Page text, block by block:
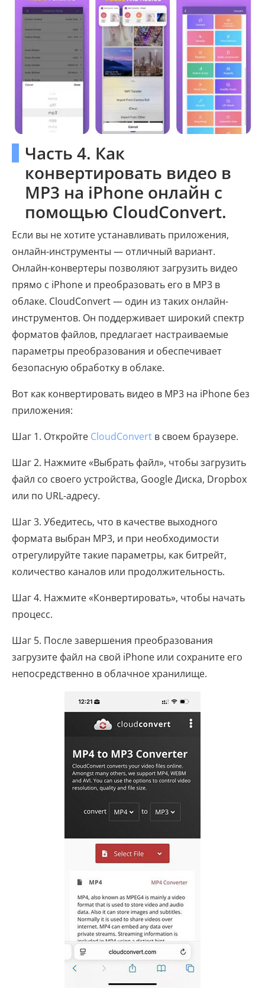
Часть 4. Как
конвертировать видео в
MP3 на iPhone онлайн с
помощью CloudConvert.
Если вы не хотите устанавливать приложения,
онлайн-инструменты — отличный вариант.
Онлайн-конвертеры позволяют загрузить видео
прямо с iPhone и преобразовать его в MP3 в
облаке. CloudConvert — один из таких онлайн-
инструментов. Он поддерживает широкий спектр
форматов файлов, предлагает настраиваемые
параметры преобразования и обеспечивает
безопасную обработку в облаке.
Вот как конвертировать видео в MP3 на iPhone без
приложения:
Шаг 1. Откройте CloudConvert в своем браузере.
Шаг 2. Нажмите «Выбрать файл», чтобы загрузить
файл со своего устройства, Google Диска, Dropbox
или по URL-адресу.
Шаг 3. Убедитесь, что в качестве выходного
формата выбран MP3, и при необходимости
отрегулируйте такие параметры, как битрейт,
количество каналов или продолжительность.
Шаг 4. Нажмите «Конвертировать», чтобы начать
процесс.
Шаг 5. После завершения преобразования
загрузите файл на свой iPhone или сохраните его
непосредственно в облачное хранилище.